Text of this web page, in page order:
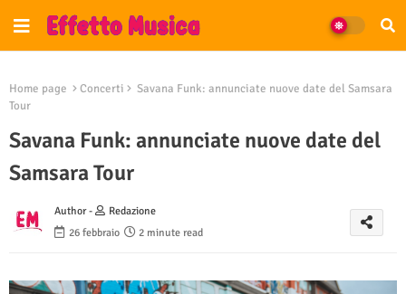
Home page Concerti
Savana Funk: annunciate nuove date del Samsara
Tour
Savana Funk: annunciate nuove date del
Samsara Tour
Author -
Redazione
26 febbraio
2 minute read